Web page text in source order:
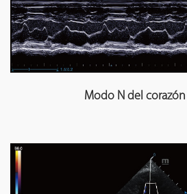
Modo N del